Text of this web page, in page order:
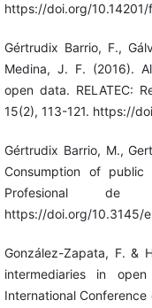
https://doi.org/10.14201/
Gértrudix Barrio, F.,
Medina, J. F. (2016).
open data. RELATEC:
15(2), 113-121. https://
Gértrudix Barrio, M.,
Consumption of
Profesional de
https://doi.org/10.3145/
González-Zapata, F. &
intermediaries in
International